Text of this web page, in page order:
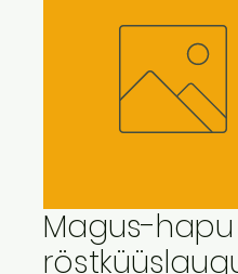
Magus-hapu